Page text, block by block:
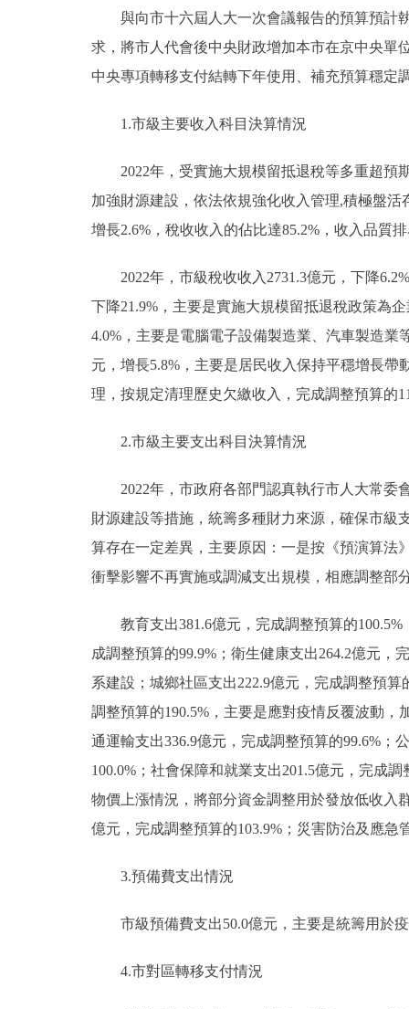
與向市十六屆人大一次會議報告的預算預計執
求，將市人代會後中央財政增加本市在京中央單
中央專項轉移支付結轉下年使用、補充預算穩定
1.市級主要收入科目決算情況
2022年，受實施大規模留抵退稅等多重超預
加強財源建設，依法依規強化收入管理,積極盤
增長2.6%，稅收收入的佔比達85.2%，收入品質
2022年，市級稅收收入2731.3億元，下降6.2%
下降21.9%，主要是實施大規模留抵退稅政策為
4.0%，主要是電腦電子設備製造業、汽車製造業
元，增長5.8%，主要是居民收入保持平穩增長帶
理，按規定清理歷史欠繳收入，完成調整預算的
2.市級主要支出科目決算情況
2022年，市政府各部門認真執行市人大常委
財源建設等措施，統籌多種財力來源，確保市級
算存在一定差異，主要原因：一是按《預演算法
衝擊影響不再實施或調減支出規模，相應調整部
教育支出381.6億元，完成調整預算的100.5%
成調整預算的99.9%；衛生健康支出264.2億元
系建設；城鄉社區支出222.9億元，完成調整預
調整預算的190.5%，主要是應對疫情反覆波動
通運輸支出336.9億元，完成調整預算的99.6%；
100.0%；社會保障和就業支出201.5億元，完成
物價上漲情況，將部分資金調整用於發放低收入
億元，完成調整預算的103.9%；災害防治及應急
3.預備費支出情況
市級預備費支出50.0億元，主要是統籌用於疫
4.市對區轉移支付情況